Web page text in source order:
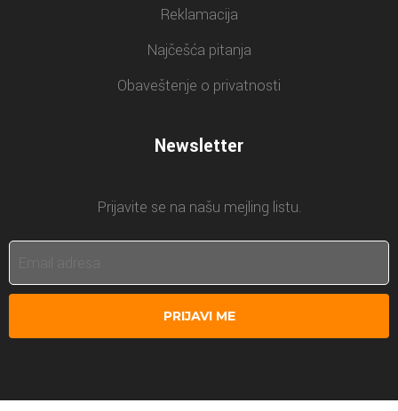
Reklamacija
Najčešća pitanja
Obaveštenje o privatnosti
Newsletter
Prijavite se na našu mejling listu.
PRIJAVI ME